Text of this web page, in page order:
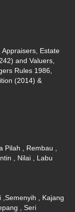
Estate
and Valuers,
Rules 1986,
(2014) &
, Rembau ,
, Nilai , Labu
,Semenyih , Kajang
, Seri